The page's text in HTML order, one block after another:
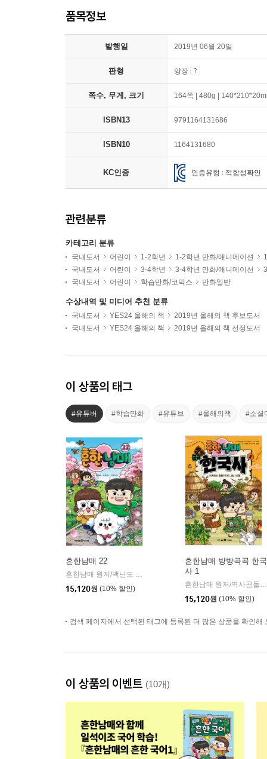
품목정보
발행일 2019년 06월 20일
판형 양장
쪽수, 무게, 크기 164쪽 | 480g |
ISBN13 9791164131686
ISBN10 1164131680
KC인증 인증유형 : 적합성확인
관련분류
카테고리 분류
국내도서 어린이 1-2학년 1-2학년 만화/애니메이션
국내도서
어린이 3-4학년 3-4학년 만화/애니메이션
국내도서
어린이 학습만화/코믹스 만화일반
수상내역 및 미디어 추천 분류
국내도서 YES24 올해의 책
2019년 올해의 책 후보도서
국내도서
YES24 올해의 책 2019년 올해의 책 선정도서
이 상품의 태그
#유튜버 #학습만화 #유튜브 #올해의책 #소셜
흔한남매 22
흔한남매 원저/백난도 글/유난희 그림/흔한컴퍼니 감수
15,120원 (10% 할인)
흔한남매 방방곡곡 한국
사 1
흔한남매 원저/역사곰돌이 글/유난희 그림/미래엔 역사 교과서 집필진,흔한컴퍼니 감수
15,120원 (10% 할인)
검색 페이지에서 선택된 태그에 등록된 더 많은 상품을 확인해
이 상품의 이벤트 (10개)